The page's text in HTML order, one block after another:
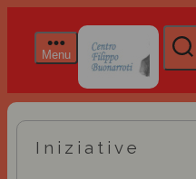
Menu
Iniziative